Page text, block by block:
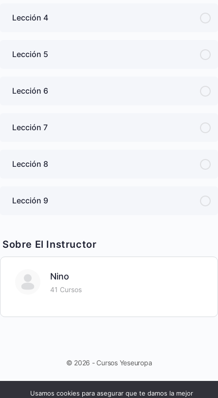
Lección 4
Lección 5
Lección 6
Lección 7
Lección 8
Lección 9
Sobre El Instructor
Nino
41 Cursos
© 2026 - Cursos Yeseuropa
Usamos cookies para asegurar que te damos la mejor